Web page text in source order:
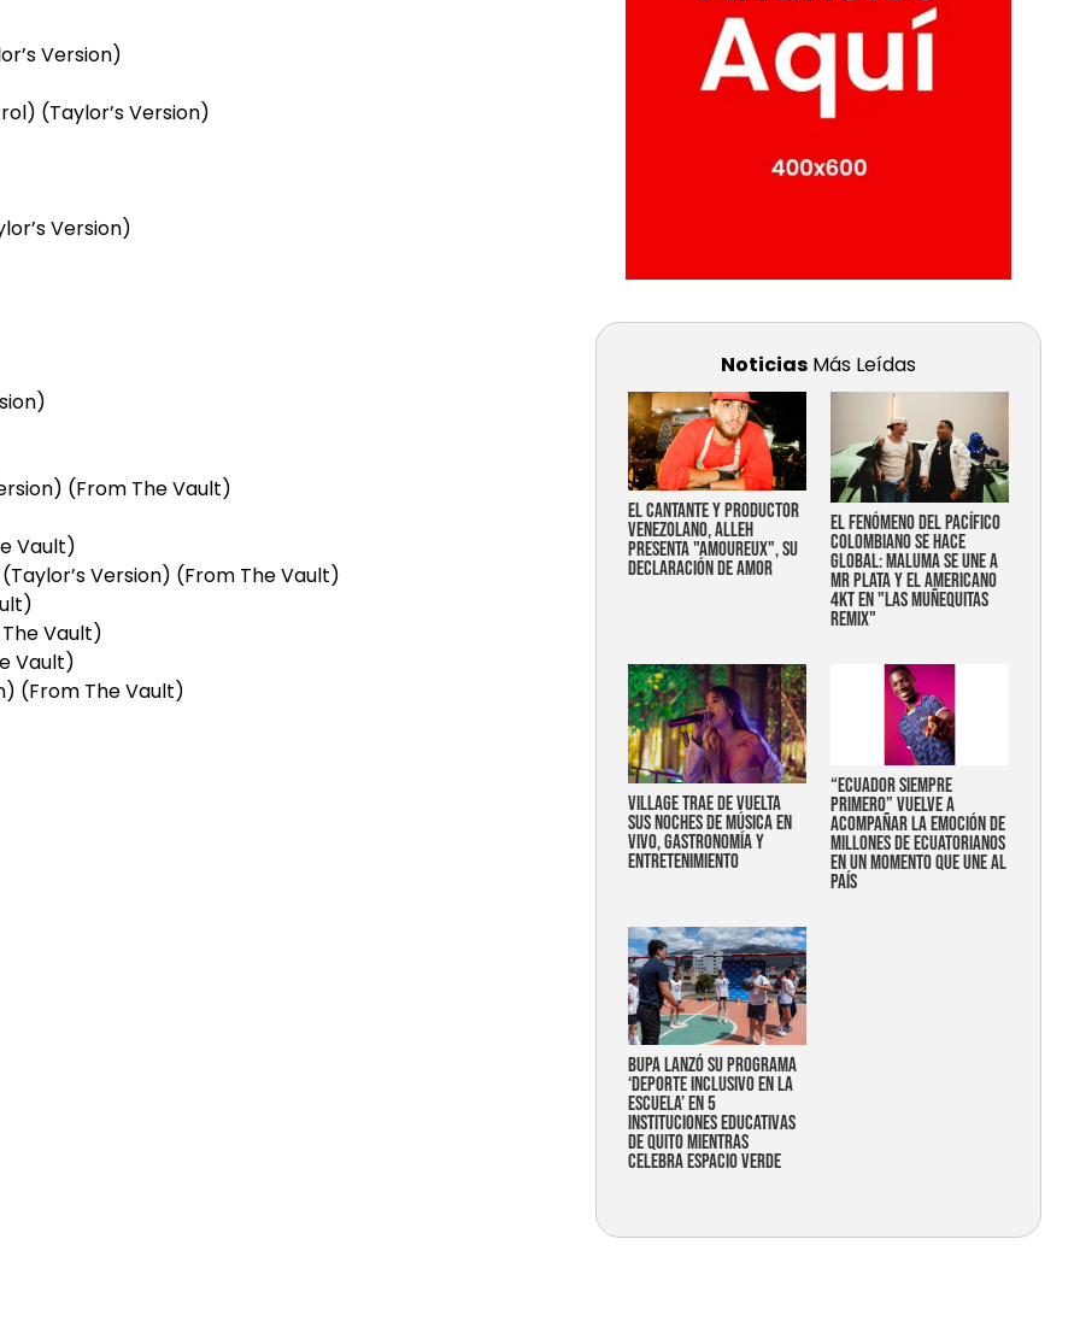
Version)
(Taylor’s Version)
Version)
(From The Vault)
Vault)
Version) (From The Vault)
Vault)
Vault)
(From The Vault)
Noticias Más Leídas
EL CANTANTE Y PRODUCTOR
VENEZOLANO, ALLEH
PRESENTA "AMOUREUX", SU
DECLARACIÓN DE AMOR
EL FENÓMENO DEL PACÍFICO
COLOMBIANO SE HACE
GLOBAL: MALUMA SE UNE A
MR PLATA Y EL AMERICANO
4KT EN "LAS MUÑEQUITAS
REMIX"
Village trae de vuelta
sus noches de música en
vivo, gastronomía y
entretenimiento
“Ecuador siempre
primero” vuelve a
acompañar la emoción de
millones de ecuatorianos
en un momento que une al
país
Bupa lanzó su programa
‘Deporte Inclusivo en la
Escuela’ en 5
instituciones educativas
de Quito mientras
celebra espacio verde